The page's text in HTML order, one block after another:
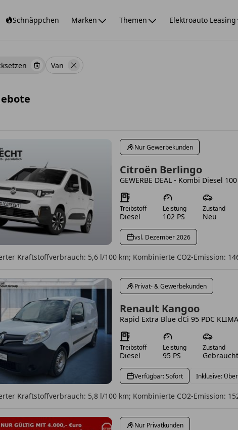
Schnäppchen Marken Themen Elektroauto Leasing
oben und Pfeil-nach-unten Tasten zum Navigieren.
oben und Pfeil-nach-unten Tasten zum Navigieren.
Van
Nur Gewerbekunden
Citroën Berlingo
Treibstoff
Diesel
Leistung
102 PS
Zustand
Neu
vsl. Dezember 2026
Kraftstoffverbrauch: 5,6 l/100 km; Kombinierte CO2-Emission:
Privat- & Gewerbekunden
Renault Kangoo
Rapid Extra Blue dCi 95 PDC
Treibstoff
Diesel
Leistung
95 PS
Zustand
Verfügbar: Sofort Inklusive:
Kraftstoffverbrauch: 5,8 l/100 km; Kombinierte CO2-Emission:
Nur Privatkunden